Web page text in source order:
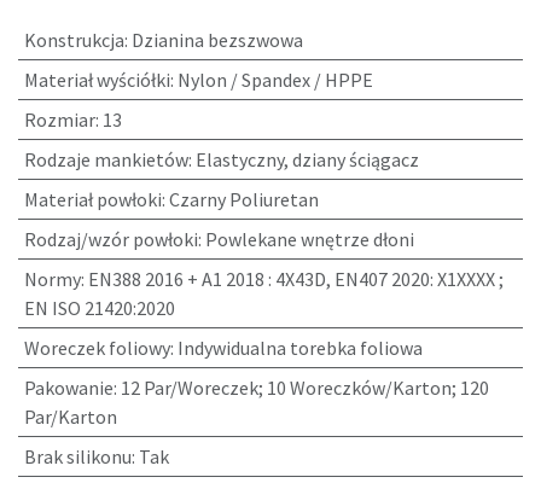
Konstrukcja: Dzianina bezszwowa
Materiał wyściółki: Nylon / Spandex / HPPE
Rozmiar: 13
Rodzaje mankietów: Elastyczny, dziany ściągacz
Materiał powłoki: Czarny Poliuretan
Rodzaj/wzór powłoki: Powlekane wnętrze dłoni
Normy: EN388 2016 + A1 2018 : 4X43D, EN407 2020: X1XXXX ;
EN ISO 21420:2020
Woreczek foliowy: Indywidualna torebka foliowa
Pakowanie: 12 Par/Woreczek; 10 Woreczków/Karton; 120
Par/Karton
Brak silikonu: Tak